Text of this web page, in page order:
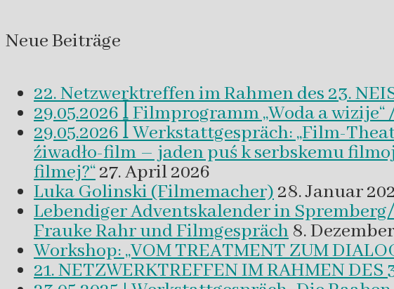
Neue Beiträge
22. Netzwerktreffen im Rahmen des 23.
29.05.2026 ꟾ Filmprogramm „Woda a
29.05.2026 ꟾ Werkstattgespräch: „Film-
źiwadło-film – jaden puś k serbskemu
filmej?“27. April 2026
Luka Golinski (Filmemacher)28. Januar
Lebendiger Adventskalender in
Frauke Rahr und Filmgespräch 8.
Workshop: „VOM TREATMENT ZUM
21. NETZWERKTREFFEN IM RAHMEN